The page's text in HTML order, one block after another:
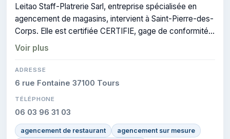
Leitao Staff-Platrerie Sarl, entreprise spécialisée en
agencement de magasins, intervient à Saint-Pierre-des-
Corps. Elle est certifiée CERTIFIE, gage de conformité
sur les interventions réalisées.
Voir plus
ADRESSE
6 rue Fontaine 37100 Tours
TÉLÉPHONE
06 03 96 31 03
agencement de restaurant
agencement sur mesure